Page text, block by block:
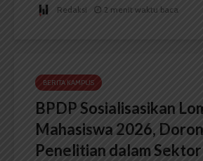
Redaksi 2 menit waktu baca
BERITA KAMPUS
BPDP Sosialisasikan
Mahasiswa 2026,
Penelitian dalam Sektor